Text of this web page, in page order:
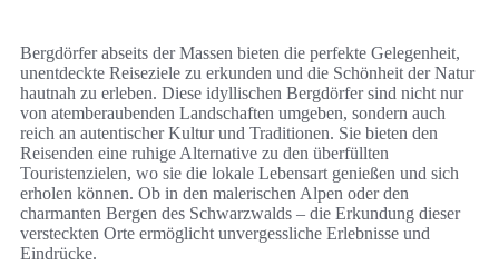
Bergdörfer abseits der Massen bieten die perfekte Gelegenheit,
unentdeckte Reiseziele zu erkunden und die Schönheit der Natur
hautnah zu erleben. Diese idyllischen Bergdörfer sind nicht nur
von atemberaubenden Landschaften umgeben, sondern auch
reich an autentischer Kultur und Traditionen. Sie bieten den
Reisenden eine ruhige Alternative zu den überfüllten
Touristenzielen, wo sie die lokale Lebensart genießen und sich
erholen können. Ob in den malerischen Alpen oder den
charmanten Bergen des Schwarzwalds – die Erkundung dieser
versteckten Orte ermöglicht unvergessliche Erlebnisse und
Eindrücke.